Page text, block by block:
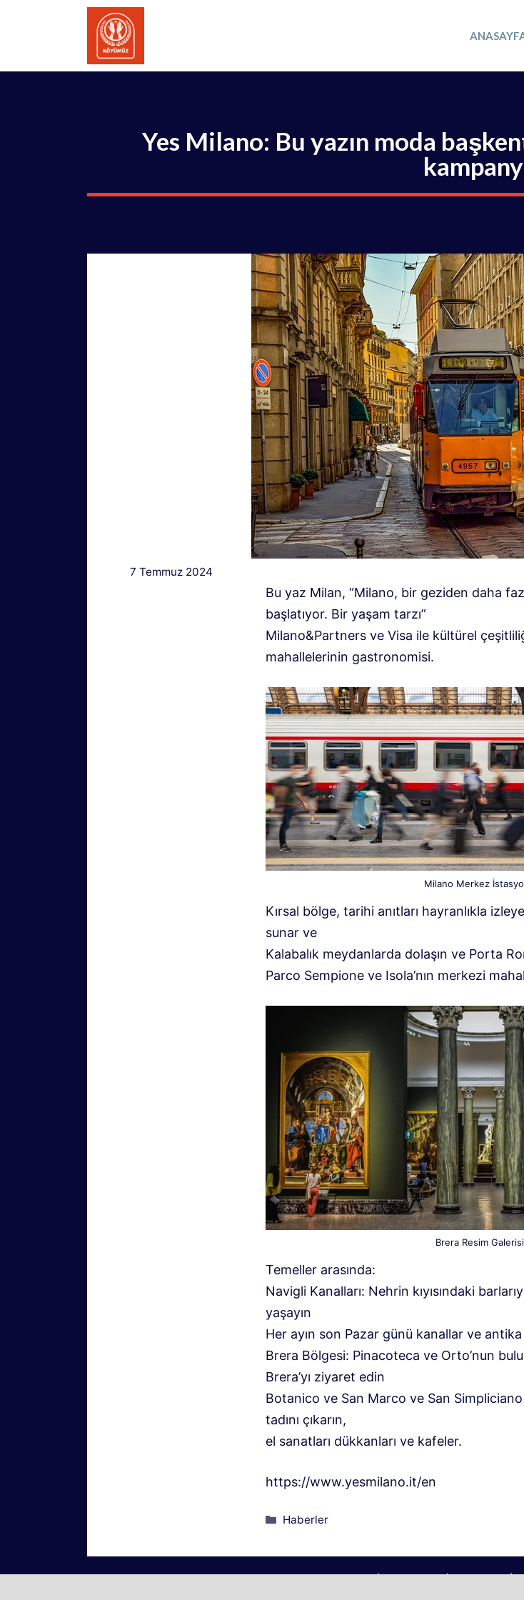
Yes Milano: Bu yazın moda
7 Temmuz 2024
Bu yaz Milan, “Milano, bir geziden daha
başlatıyor. Bir yaşam tarzı”
Milano&Partners ve Visa ile kültürel
mahallelerinin gastronomisi.
Milano Merkez
Kırsal bölge, tarihi anıtları hayranlıkla
sunar ve
Kalabalık meydanlarda dolaşın ve Porta
Parco Sempione ve Isola’nın merkezi
Brera Resim Galerisi
Temeller arasında:
Navigli Kanalları: Nehrin kıyısındaki
yaşayın
Her ayın son Pazar günü kanallar ve antika
Brera Bölgesi: Pinacoteca ve Orto’nun
Brera’yı ziyaret edin
Botanico ve San Marco ve San Simpliciano
tadını çıkarın,
el sanatları dükkanları ve kafeler.
https://www.yesmilano.it/en
Kategoriler
Haberler